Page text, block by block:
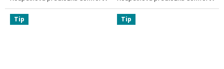
Tip Tip